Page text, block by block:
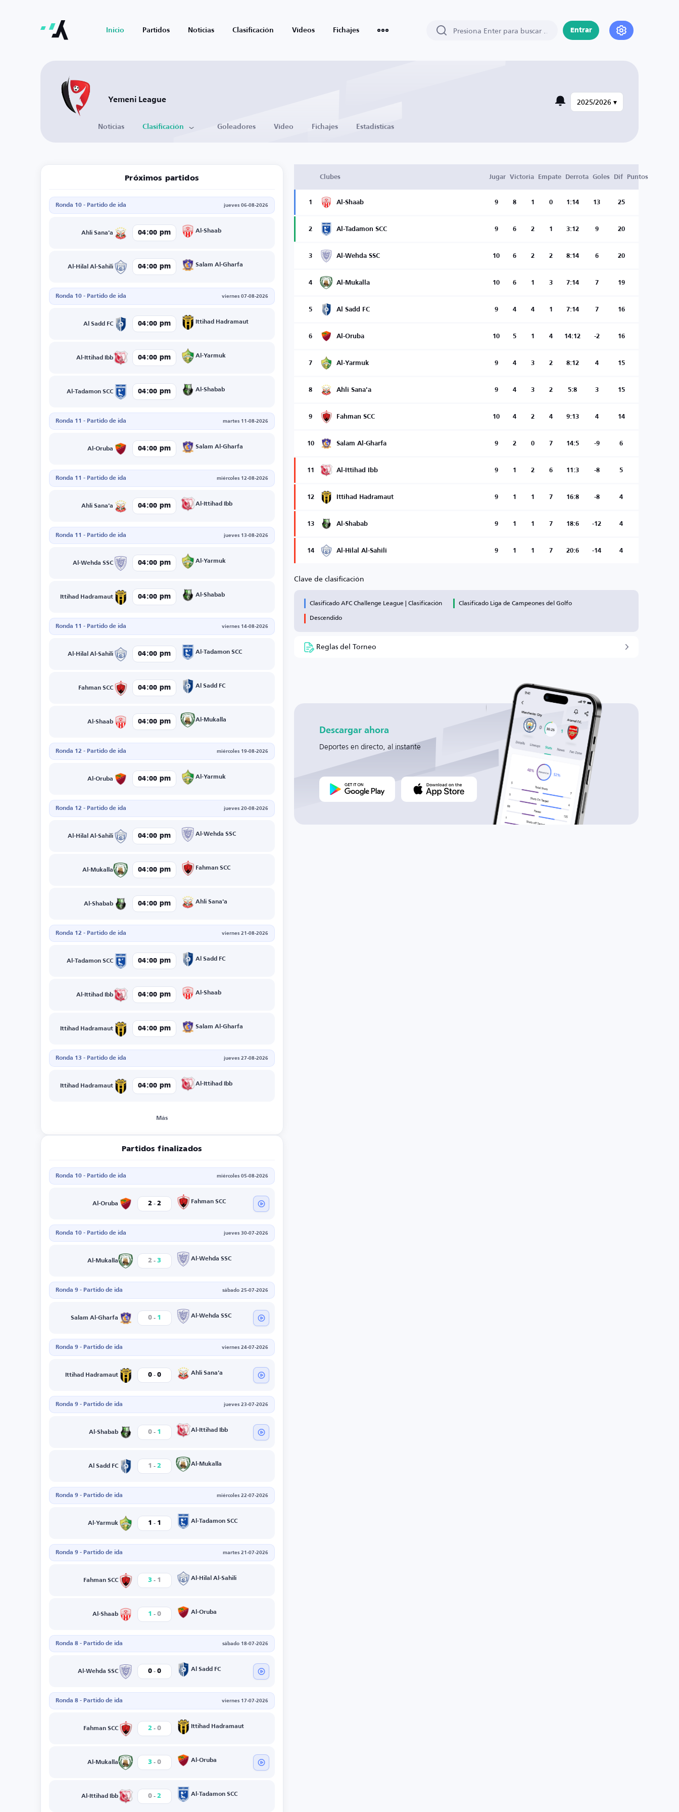
Inicio Partidos Noticias Clasificación Vídeos Fichajes Entrar
Yemeni League
Noticias Clasificación Goleadores Vídeo Fichajes Estadísticas
2025/2026 ▾
Próximos partidos
Ronda 10 - Partido de ida jueves 06-08-2026
Ahli Sana'a 04:00 pm Al-Shaab
Al-Hilal Al-Sahili 04:00 pm Salam Al-Gharfa
Ronda 10 - Partido de ida viernes 07-08-2026
Al Sadd FC 04:00 pm Ittihad Hadramaut
Al-Ittihad Ibb 04:00 pm Al-Yarmuk
Al-Tadamon SCC 04:00 pm Al-Shabab
Ronda 11 - Partido de ida martes 11-08-2026
Al-Oruba 04:00 pm Salam Al-Gharfa
Ronda 11 - Partido de ida miércoles 12-08-2026
Ahli Sana'a 04:00 pm Al-Ittihad Ibb
Ronda 11 - Partido de ida jueves 13-08-2026
Al-Wehda SSC 04:00 pm Al-Yarmuk
Ittihad Hadramaut 04:00 pm Al-Shabab
Ronda 11 - Partido de ida viernes 14-08-2026
Al-Hilal Al-Sahili 04:00 pm Al-Tadamon SCC
Fahman SCC 04:00 pm Al Sadd FC
Al-Shaab 04:00 pm Al-Mukalla
Ronda 12 - Partido de ida miércoles 19-08-2026
Al-Oruba 04:00 pm Al-Yarmuk
Ronda 12 - Partido de ida jueves 20-08-2026
Al-Hilal Al-Sahili 04:00 pm Al-Wehda SSC
Al-Mukalla 04:00 pm Fahman SCC
Al-Shabab 04:00 pm Ahli Sana'a
Ronda 12 - Partido de ida viernes 21-08-2026
Al-Tadamon SCC 04:00 pm Al Sadd FC
Al-Ittihad Ibb 04:00 pm Al-Shaab
Ittihad Hadramaut 04:00 pm Salam Al-Gharfa
Ronda 13 - Partido de ida jueves 27-08-2026
Ittihad Hadramaut 04:00 pm Al-Ittihad Ibb
Más
Partidos finalizados
Ronda 10 - Partido de ida miércoles 05-08-2026
Al-Oruba 2 - 2 Fahman SCC
Ronda 10 - Partido de ida jueves 30-07-2026
Al-Mukalla 2 - 3 Al-Wehda SSC
Ronda 9 - Partido de ida sábado 25-07-2026
Salam Al-Gharfa 0 - 1 Al-Wehda SSC
Ronda 9 - Partido de ida viernes 24-07-2026
Ittihad Hadramaut 0 - 0 Ahli Sana'a
Ronda 9 - Partido de ida jueves 23-07-2026
Al-Shabab 0 - 1 Al-Ittihad Ibb
Al Sadd FC 1 - 2 Al-Mukalla
Ronda 9 - Partido de ida miércoles 22-07-2026
Al-Yarmuk 1 - 1 Al-Tadamon SCC
Ronda 9 - Partido de ida martes 21-07-2026
Fahman SCC 3 - 1 Al-Hilal Al-Sahili
Al-Shaab 1 - 0 Al-Oruba
Ronda 8 - Partido de ida sábado 18-07-2026
Al-Wehda SSC 0 - 0 Al Sadd FC
Ronda 8 - Partido de ida viernes 17-07-2026
Fahman SCC 2 - 0 Ittihad Hadramaut
Al-Mukalla 3 - 0 Al-Oruba
Al-Ittihad Ibb 0 - 2 Al-Tadamon SCC
Clubes Jugar Victoria Empate Derrota Goles Dif Puntos
1 Al-Shaab 9 8 1 0 1:14 13 25
2 Al-Tadamon SCC 9 6 2 1 3:12 9 20
3 Al-Wehda SSC 10 6 2 2 8:14 6 20
4 Al-Mukalla 10 6 1 3 7:14 7 19
5 Al Sadd FC 9 4 4 1 7:14 7 16
6 Al-Oruba 10 5 1 4 14:12 -2 16
7 Al-Yarmuk 9 4 3 2 8:12 4 15
8 Ahli Sana'a 9 4 3 2 5:8 3 15
9 Fahman SCC 10 4 2 4 9:13 4 14
10 Salam Al-Gharfa 9 2 0 7 14:5 -9 6
11 Al-Ittihad Ibb 9 1 2 6 11:3 -8 5
12 Ittihad Hadramaut 9 1 1 7 16:8 -8 4
13 Al-Shabab 9 1 1 7 18:6 -12 4
14 Al-Hilal Al-Sahili 9 1 1 7 20:6 -14 4
Clave de clasificación
Clasificado AFC Challenge League | Clasificación
Clasificado Liga de Campeones del Golfo
Descendido
Reglas del Torneo
Descargar ahora
Deportes en directo, al instante